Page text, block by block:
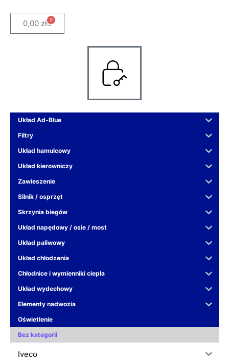
0,00 zł 0
Cart
Układ Ad-Blue
Filtry
Układ hamulcowy
Układ kierowniczy
Zawieszenie
Silnik / osprzęt
Skrzynia biegów
Układ napędowy / osie / most
Układ paliwowy
Układ chłodzenia
Chłodnice i wymienniki ciepła
Układ wydechowy
Elementy nadwozia
Oświetlenie
Bez kategorii
Iveco